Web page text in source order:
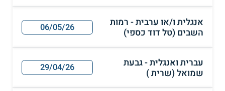
אנגלית ו/או ערבית - רמות
השבים (טל דוד כספי)
06/05/26
עברית ואנגלית - גבעת
שמואל (שרית )
29/04/26